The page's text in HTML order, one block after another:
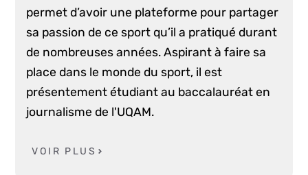
permet d’avoir une plateforme pour partager
sa passion de ce sport qu’il a pratiqué durant
de nombreuses années. Aspirant à faire sa
place dans le monde du sport, il est
présentement étudiant au baccalauréat en
journalisme de l'UQAM.
VOIR PLUS